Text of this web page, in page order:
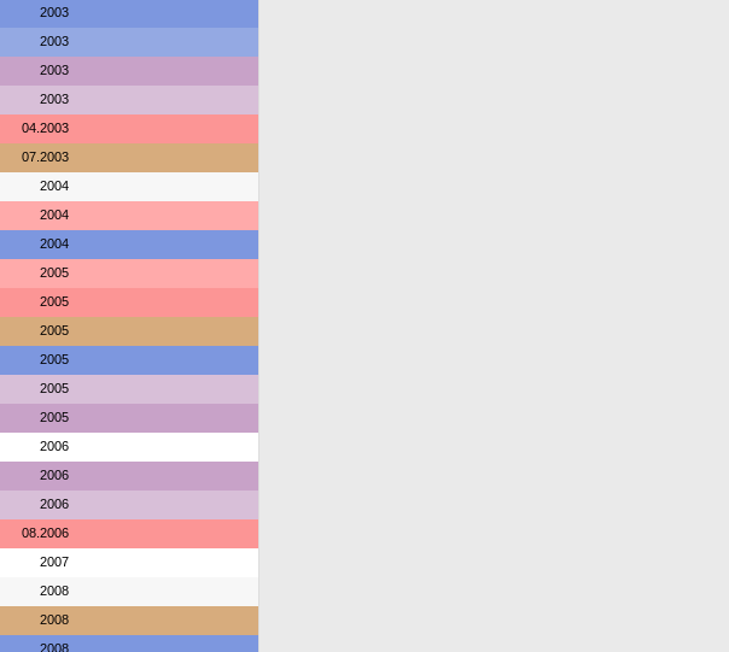
2003
2003
2003
2003
04.2003
07.2003
2004
2004
2004
2005
2005
2005
2005
2005
2005
2006
2006
2006
08.2006
2007
2008
2008
2008